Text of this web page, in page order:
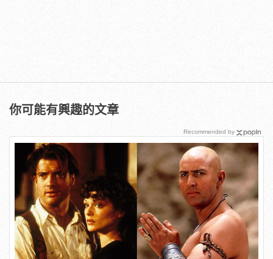
你可能有興趣的文章
Recommended by